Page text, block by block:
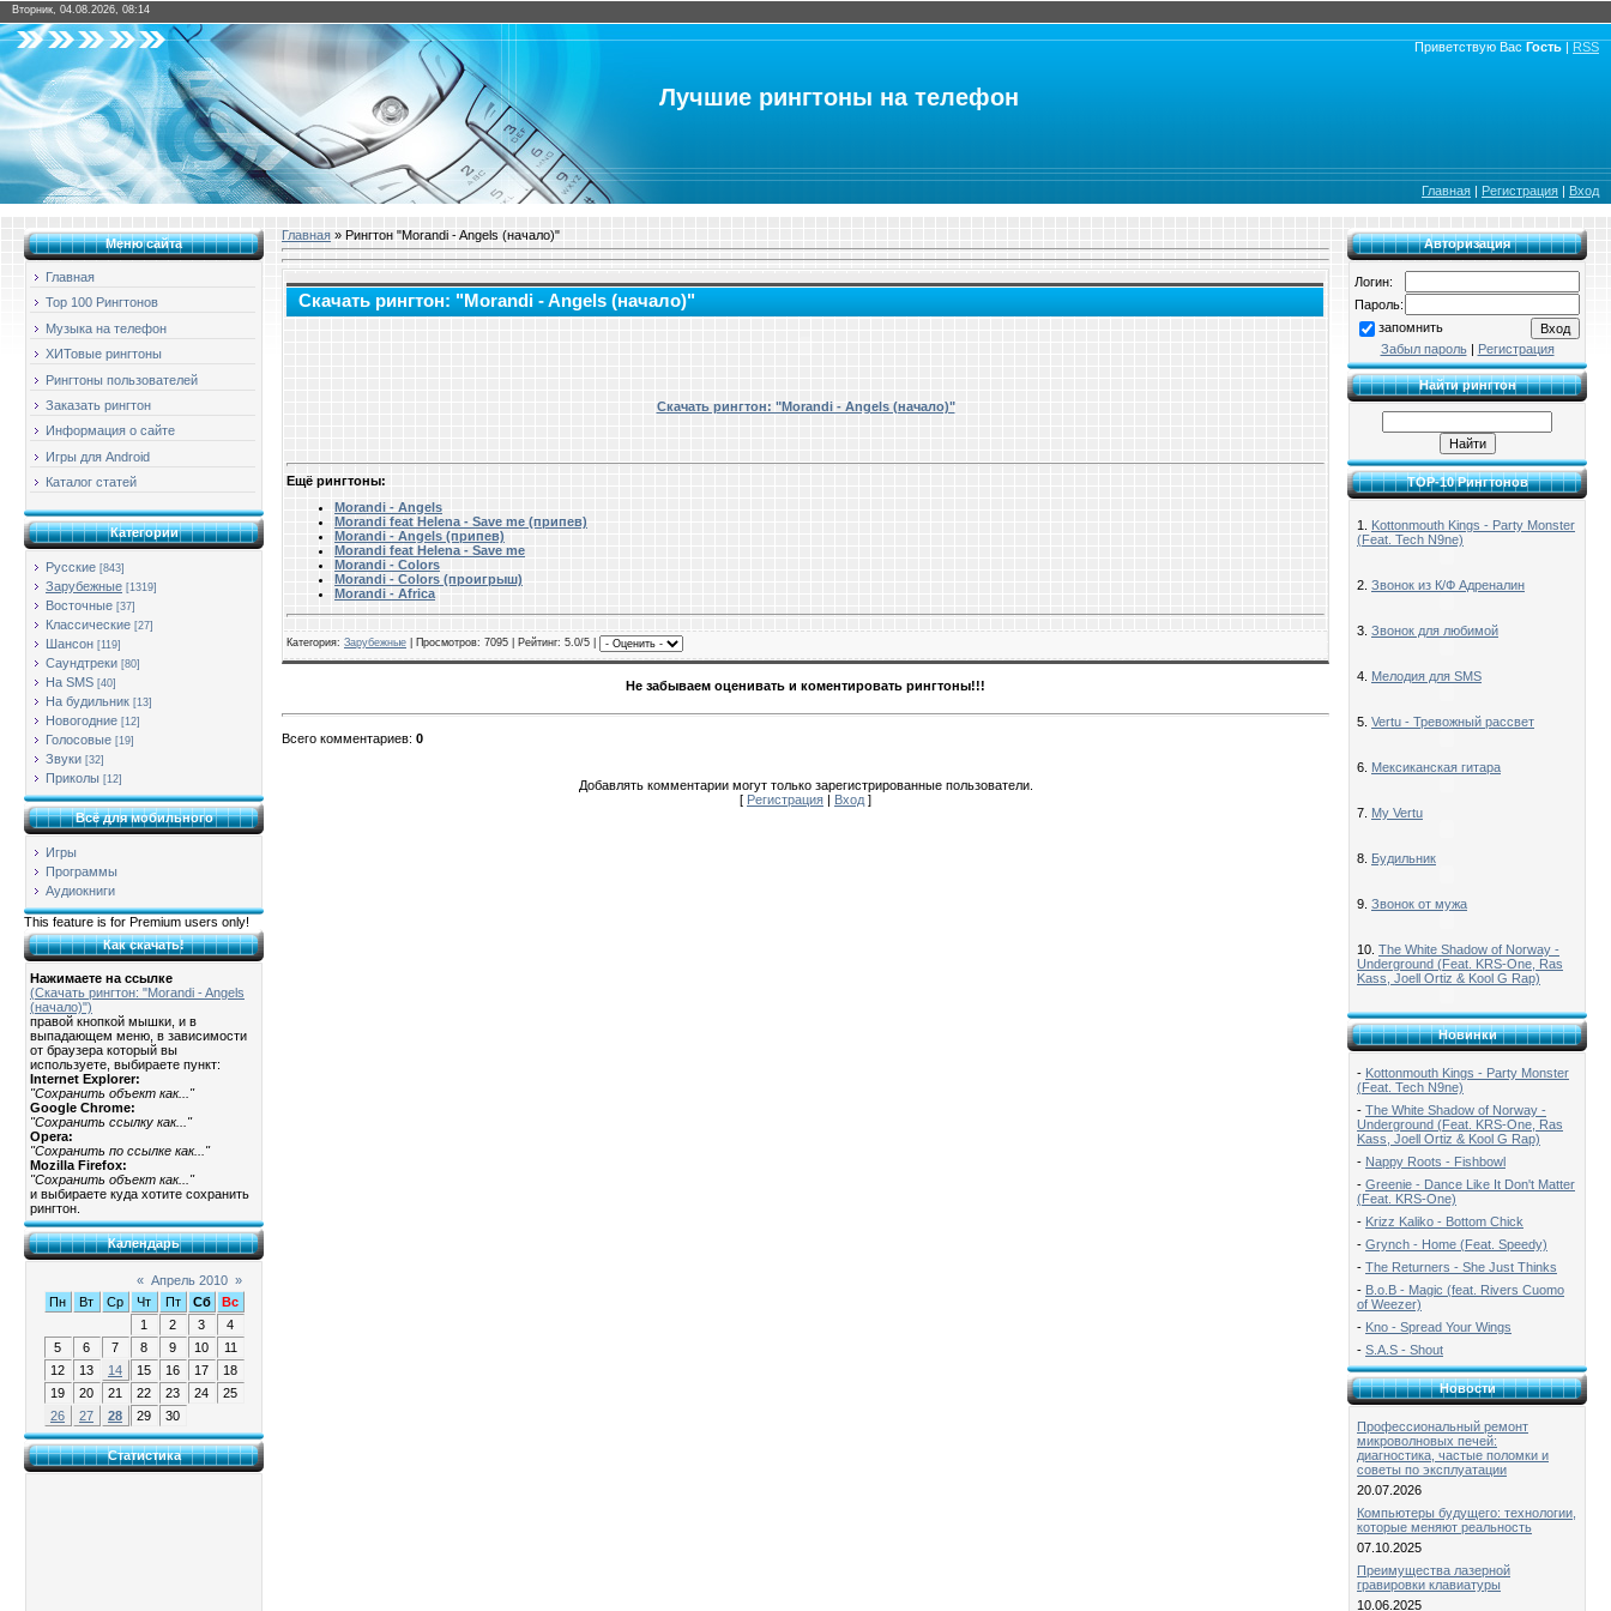
Вторник, 04.08.2026, 08:14
Приветствую Вас Гость | RSS
Лучшие рингтоны на телефон
Главная | Регистрация | Вход
Меню сайта
Главная
Top 100 Рингтонов
Музыка на телефон
ХИТовые рингтоны
Рингтоны пользователей
Заказать рингтон
Информация о сайте
Игры для Android
Каталог статей
Категории
Русские [843]
Зарубежные [1319]
Восточные [37]
Классические [27]
Шансон [119]
Саундтреки [80]
На SMS [40]
На будильник [13]
Новогодние [12]
Голосовые [19]
Звуки [32]
Приколы [12]
Всё для мобильного
Игры
Программы
Аудиокниги
This feature is for Premium users only!
Как скачать!
Нажимаете на ссылке
(Скачать рингтон: "Morandi - Angels
(начало)")
правой кнопкой мышки, и в
выпадающем меню, в зависимости
от браузера который вы
используете, выбираете пункт:
Internet Explorer:
"Сохранить объект как..."
Google Chrome:
"Сохранить ссылку как..."
Opera:
"Сохранить по ссылке как..."
Mozilla Firefox:
"Сохранить объект как..."
и выбираете куда хотите сохранить
рингтон.
Календарь
« Апрель 2010 »
Пн
Вт Ср Чт Пт Сб
Вс
1
2 3
4
5
6 7 8 9 10
11
12
13 14 15 16 17
18
19
20 21 22 23 24
25
26
27 28 29 30
Статистика
Главная » Рингтон "Morandi - Angels (начало)"
Скачать рингтон: "Morandi - Angels (начало)"
Скачать рингтон: "Morandi - Angels (начало)"
Ещё рингтоны:
Morandi - Angels
Morandi feat Helena - Save me (припев)
Morandi - Angels (припев)
Morandi feat Helena - Save me
Morandi - Colors
Morandi - Colors (проигрыш)
Morandi - Africa
Категория: Зарубежные Просмотров: 7095 | Рейтинг: 5.0/5 |
Не забываем оценивать и коментировать рингтоны!!!
Всего комментариев: 0
Добавлять комментарии могут только зарегистрированные пользователи.
[ Регистрация | Вход ]
Авторизация
Логин:
Пароль:
запомнить
Забыл пароль| Регистрация
Найти рингтон
TOP-10 Рингтонов
1. Kottonmouth Kings - Party Monster
(Feat. Tech N9ne)
2. Звонок из К/Ф Адреналин
3. Звонок для любимой
4. Мелодия для SMS
5. Vertu - Тревожный рассвет
6. Мексиканская гитара
7. My Vertu
8. Будильник
9. Звонок от мужа
10. The White Shadow of Norway -
Underground (Feat. KRS-One, Ras
Kass, Joell Ortiz & Kool G Rap)
Новинки
- Kottonmouth Kings - Party Monster
(Feat. Tech N9ne)
- The White Shadow of Norway -
Underground (Feat. KRS-One, Ras
Kass, Joell Ortiz & Kool G Rap)
- Nappy Roots - Fishbowl
- Greenie - Dance Like It Don't Matter
(Feat. KRS-One)
- Krizz Kaliko - Bottom Chick
- Grynch - Home (Feat. Speedy)
- The Returners - She Just Thinks
- B.o.B - Magic (feat. Rivers Cuomo
of Weezer)
- Kno - Spread Your Wings
- S.A.S - Shout
Новости
Профессиональный ремонт
микроволновых печей:
диагностика, частые поломки и
советы по эксплуатации
20.07.2026
Компьютеры будущего: технологии,
которые меняют реальность
07.10.2025
Преимущества лазерной
гравировки клавиатуры
10.06.2025